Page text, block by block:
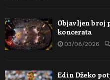
Objavljen broj
koncerata
03/08/2026
Edin Džeko